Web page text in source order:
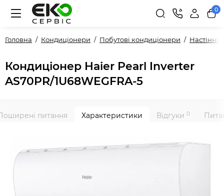
0
Головна Кондиціонери Побутові кондиціонери Настінні
Кондиціонер Haier Pearl Inverter
AS70PR/1U68WEGFRA-5
питання Характеристики Відгуки 0